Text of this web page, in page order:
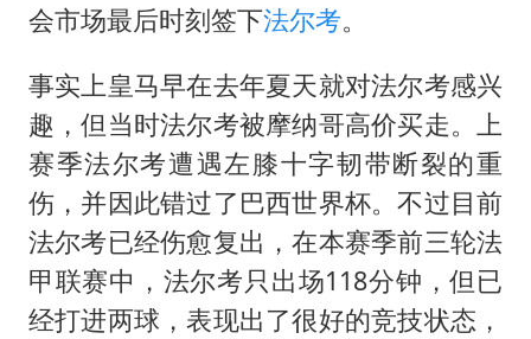
会市场最后时刻签下法尔考。
事实上皇马早在去年夏天就对法尔考感兴
趣，但当时法尔考被摩纳哥高价买走。上
赛季法尔考遭遇左膝十字韧带断裂的重
伤，并因此错过了巴西世界杯。不过目前
法尔考已经伤愈复出，在本赛季前三轮法
甲联赛中，法尔考只出场118分钟，但已
经打进两球，表现出了很好的竞技状态，